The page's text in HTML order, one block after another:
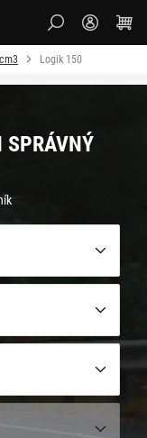
Logik 150
SPRÁVNÝ